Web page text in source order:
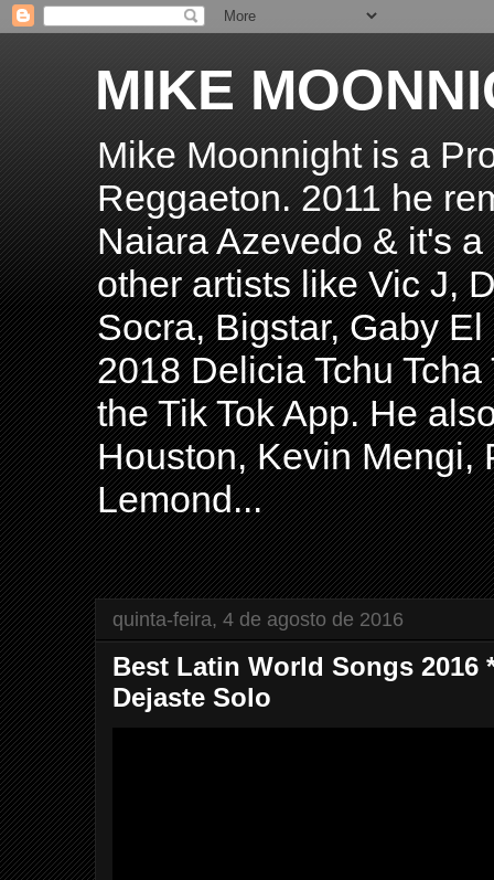
MIKE
Mike Moonnight is a
Reggaeton. 2011 he
Naiara Azevedo & it's
other artists like Vic J,
Socra, Bigstar, Gaby
2018 Delicia Tchu
the Tik Tok App. He
Houston, Kevin Mengi,
Lemond...
quinta-feira, 4 de agosto de 2016
Best Latin World Songs 2016
Dejaste Solo